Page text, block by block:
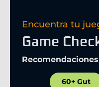
Encuentra tu
Game
60+ Gut